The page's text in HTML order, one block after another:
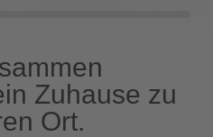
Zuhause zu
Ort.